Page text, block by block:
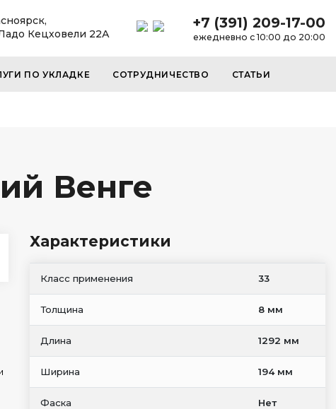
+7 (391) 209-17-00
ежедневно с 10:00 до 20:00
Кецховели 22А
ПО УКЛАДКЕ СОТРУДНИЧЕСТВО СТАТЬИ
Венге
Характеристики
Класс применения 33
Толщина 8 мм
Длина 1292 мм
Ширина 194 мм
Фаска Нет